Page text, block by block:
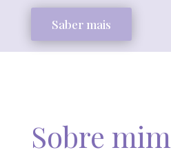
Saber mais
Sobre mim